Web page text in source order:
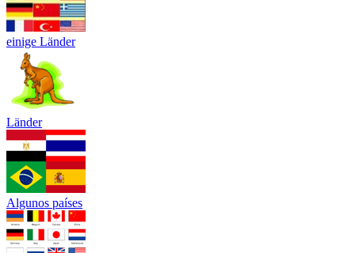
einige Länder
Länder
Algunos países